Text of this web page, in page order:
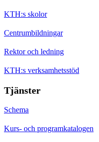
KTH:s skolor
Centrumbildningar
Rektor och ledning
KTH:s verksamhetsstöd
Tjänster
Schema
Kurs- och programkatalogen